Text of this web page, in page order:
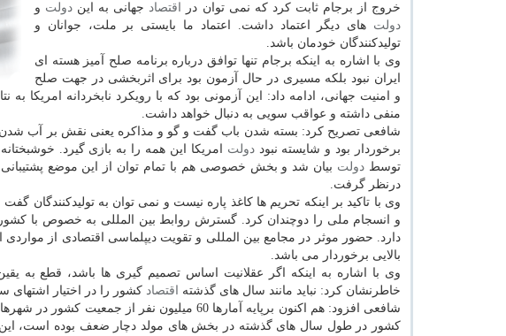
خروج از برجام ثابت كرد كه نمی توان در
اقتصاد جهانی به این دولت و
دولت های دیگر اعتماد داشت. اعتماد ما بایستی بر ملت، جوانان و
تولیدكنندگان خودمان باشد.
وی با اشاره به اینكه برجام تنها توافق درباره برنامه صلح آمیز هسته ای
ایران نبود بلكه مسیری در حال آزمون بود برای اثربخشی در جهت صلح
و امنیت جهانی، ادامه داد: این آزمونی بود كه با رویكرد نابخردانه امریكا
منفی داشته و عواقب سویی به دنبال خواهد داشت.
شافعی تصریح كرد: بسته شدن باب گفت و گو و مذاكره یعنی نقش بر آب شدن
برخوردار بود و شایسته نبوددولت امریكا این همه را به بازی گیرد.
توسط دولت بیان شد و بخش خصوصی هم با تمام توان از این موضع
درنظر گرفت.
وی با تاكید بر اینكه تحریم ها كاغذ پاره نیست و نمی توان به
و انسجام ملی را دوچندان كرد. گسترش روابط بین المللی به خصوص با
دارد. حضور موثر در مجامع بین المللی و تقویت دیپلماسی اقتصادی از
بالایی برخوردار می باشد.
وی با اشاره به اینكه اگر عقلانیت اساس تصمیم گیری ها باشد، قطع به
خاطرنشان كرد: نباید مانند سال های گذشته
اقتصاد كشور را در اختیار اشتهای
كشور در طول سال های گذشته در بخش های مولد دچار ضعف بوده است،